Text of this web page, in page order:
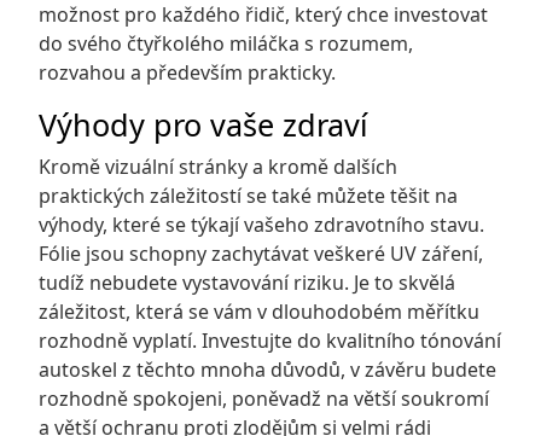
možnost pro každého řidič, který chce investovat
do svého čtyřkolého miláčka s rozumem,
rozvahou a především prakticky.
Výhody pro vaše zdraví
Kromě vizuální stránky a kromě dalších
praktických záležitostí se také můžete těšit na
výhody, které se týkají vašeho zdravotního stavu.
Fólie jsou schopny zachytávat veškeré UV záření,
tudíž nebudete vystavování riziku. Je to skvělá
záležitost, která se vám v dlouhodobém měřítku
rozhodně vyplatí. Investujte do kvalitního tónování
autoskel z těchto mnoha důvodů, v závěru budete
rozhodně spokojeni, poněvadž na větší soukromí
a větší ochranu proti zlodějům si velmi rádi